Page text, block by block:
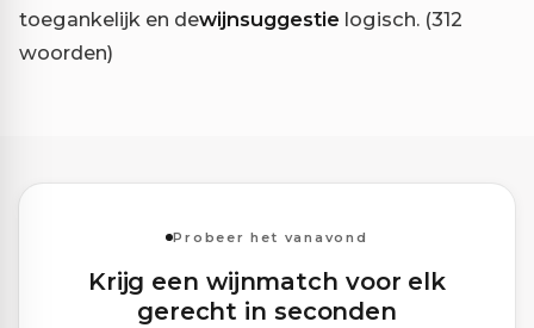
toegankelijk en dewijnsuggestie logisch. (312
woorden)
Probeer het vanavond
Krijg een wijnmatch voor elk
gerecht in seconden